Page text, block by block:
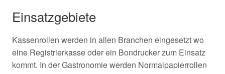
Einsatzgebiete
Kassenrollen werden in allen Branchen eingesetzt wo
eine Registrierkasse oder ein Bondrucker zum Einsatz
kommt. In der Gastronomie werden Normalpapierrollen